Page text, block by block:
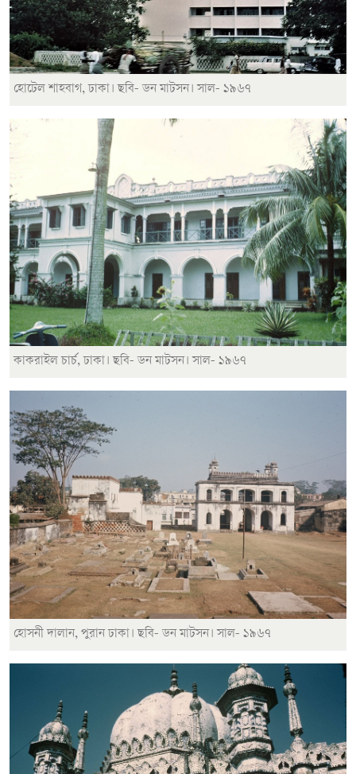
হোটেল শাহবাগ, ঢাকা। ছবি- ডন মাটসন। সাল- ১৯৬৭
কাকরাইল চার্চ, ঢাকা। ছবি- ডন মাটসন। সাল- ১৯৬৭
হোসনী দালান, পুরান ঢাকা। ছবি- ডন মাটসন। সাল- ১৯৬৭